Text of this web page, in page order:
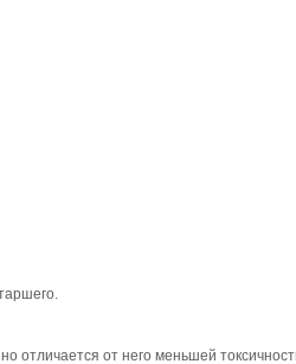
отличается от него меньшей